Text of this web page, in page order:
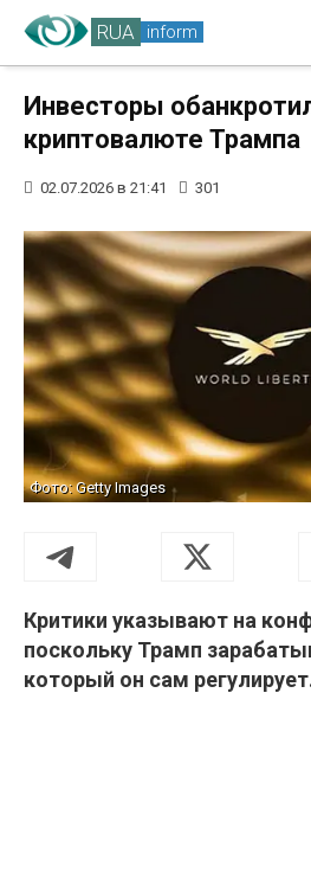
RUA inform
Инвесторы
криптовалюте Трампа
02.07.2026 в 21:41 301
Фото: Getty Images
Критики указывают на
поскольку Трамп
который он сам